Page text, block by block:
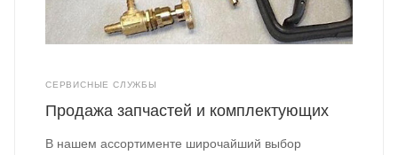
СЕРВИСНЫЕ СЛУЖБЫ
Продажа запчастей и комплектующих
В нашем ассортименте широчайший выбор